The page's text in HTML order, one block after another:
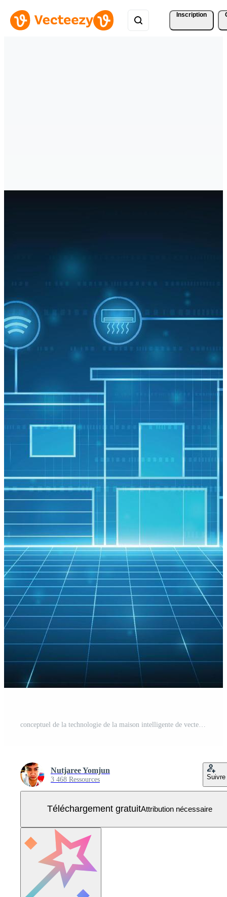
Inscription
Nutjaree Yomjun
3 468 Ressources Suivre
Téléchargement gratuitAttribution nécessaire